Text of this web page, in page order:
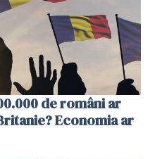
de români ar
Economia ar